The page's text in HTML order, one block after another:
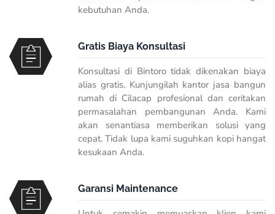
kebutuhan Anda.
Gratis Biaya Konsultasi
Konsultasi di Bintoro tidak dikenakan biaya
alias gratis. Kunjungilah kantor jasa bangun
rumah di Cilacap profesional dan ceritakan
permasalahan pembangunan Anda. Kami
akan senantiasa memberikan solusi yang
cepat. Tidak lupa kami suguhkan kopi hangat
kesukaan Anda.
Garansi Maintenance